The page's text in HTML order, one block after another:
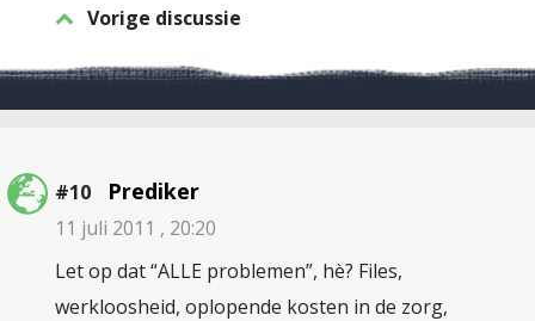
Vorige discussie
#10 Prediker
11 juli 2011 , 20:20
Let op dat “ALLE problemen”, hè? Files,
werkloosheid, oplopende kosten in de zorg,